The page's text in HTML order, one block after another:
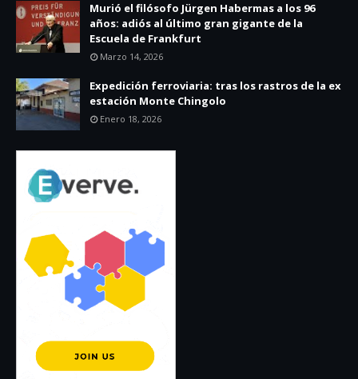
Murió el filósofo Jürgen Habermas a los 96
años: adiós al último gran gigante de la
Escuela de Frankfurt
Marzo 14, 2026
Expedición ferroviaria: tras los rastros de la ex
estación Monte Chingolo
Enero 18, 2026